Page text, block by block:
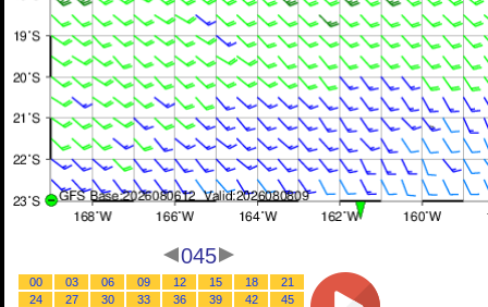
045
00 03 06 09 12 15 18
21
24
27 30 33 36 39 42
45